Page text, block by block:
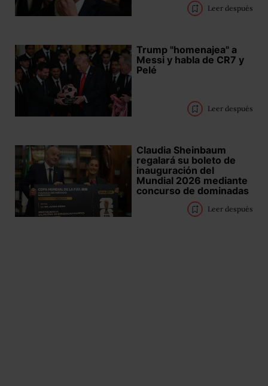
Leer después
Trump "homenajea" a
Messi y habla de CR7 y
Pelé
Leer después
Claudia Sheinbaum
regalará su boleto de
inauguración del
Mundial 2026 mediante
concurso de dominadas
Leer después